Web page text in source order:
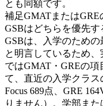
とも同額です。
補足GMATまたは
GSBはどちらを優先
GSBは、入学のため
と明言しているため
ではGMAT・GREの
て、直近の入学クラス
Focus 689点、GRE
りません）。学部ま